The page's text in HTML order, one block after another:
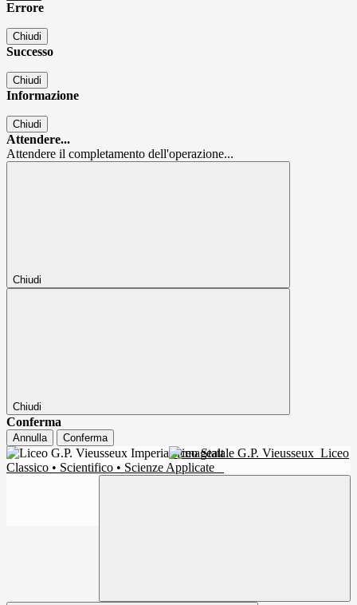
Errore
Chiudi
Successo
Chiudi
Informazione
Chiudi
Attendere...
Attendere il completamento dell'operazione...
Chiudi
Chiudi
Conferma
Annulla Conferma
Liceo Statale G.P. Vieusseux Liceo
Classico • Scientifico • Scienze Applicate